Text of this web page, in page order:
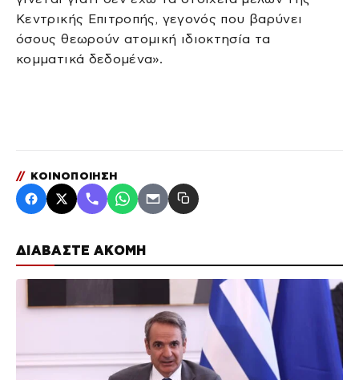
ΔΙΑΒΑΣΤΕ ΑΚΟΜΗ
Κεντρικής Επιτροπής, γεγονός που βαρύνει
όσους θεωρούν ατομική ιδιοκτησία τα
κομματικά δεδομένα».
// ΚΟΙΝΟΠΟΙΗΣΗ